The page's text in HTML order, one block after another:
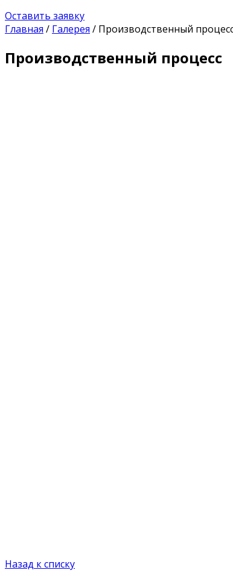
Оставить заявку
Главная / Галерея / Производственный
Производственный процесс
Назад к списку